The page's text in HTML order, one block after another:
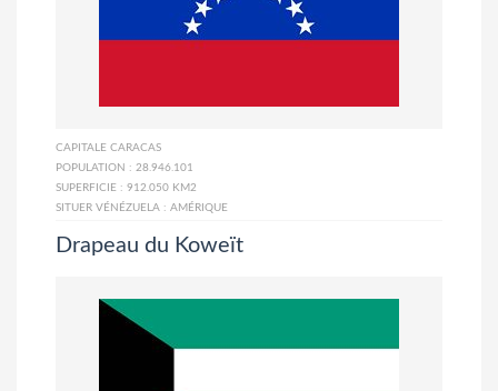
CAPITALE CARACAS
POPULATION : 28.946.101
SUPERFICIE : 912.050 KM2
SITUER VÉNÉZUELA : AMÉRIQUE
Drapeau du Koweït